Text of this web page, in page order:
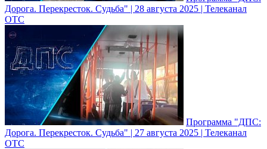
Дорога. Перекресток. Судьба" | 28 августа 2025 | Телеканал
ОТС
Программа "ДПС:
Дорога. Перекресток. Судьба" | 27 августа 2025 | Телеканал
ОТС